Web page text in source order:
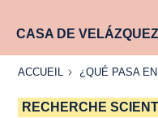
CASA DE VELÁZQUEZ
ACCUEIL
ACCUEIL
¿QUÉ
CASA?
¿QUÉ PASA
RECHERCHE